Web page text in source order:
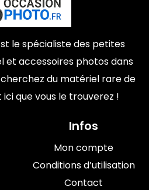
le spécialiste des petites
et accessoires photos dans
du matériel rare de
ici que vous le trouverez !
Infos
Mon compte
Conditions d’utilisation
Contact